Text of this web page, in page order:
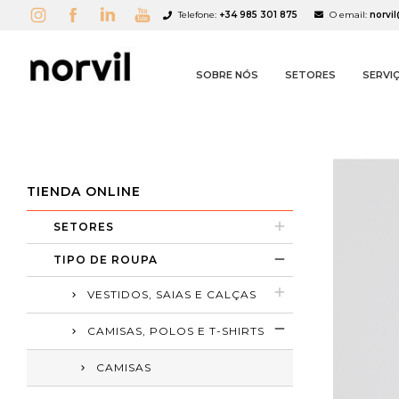
Telefone: +34 985 301 875 O email:
SOBRE NÓS SETORES
TIENDA ONLINE
SETORES
TIPO DE ROUPA
VESTIDOS, SAIAS E CALÇAS
CAMISAS, POLOS E T-SHIRTS
CAMISAS